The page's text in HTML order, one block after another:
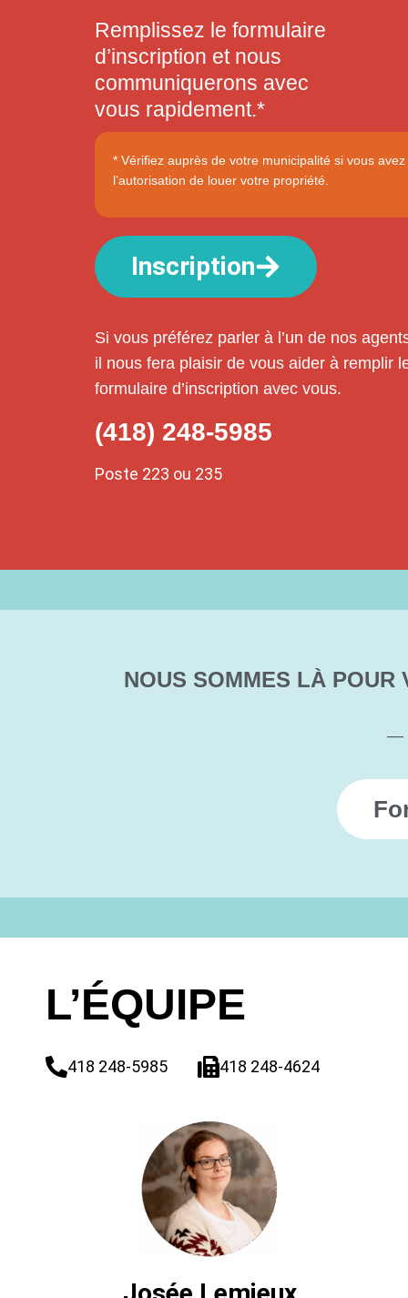
Remplissez le formulaire
d’inscription et nous
communiquerons avec
vous rapidement.*
* Vérifiez auprès de votre municipalité si vous avez
l’autorisation de louer votre propriété.
Inscription
Si vous préférez parler à l’un de nos
il nous fera plaisir de vous aider à remplir
formulaire d’inscription avec vous.
(418) 248-5985
Poste 223 ou 235
NOUS SOMMES LÀ POUR
—
L’ÉQUIPE
418 248-5985 418 248-4624